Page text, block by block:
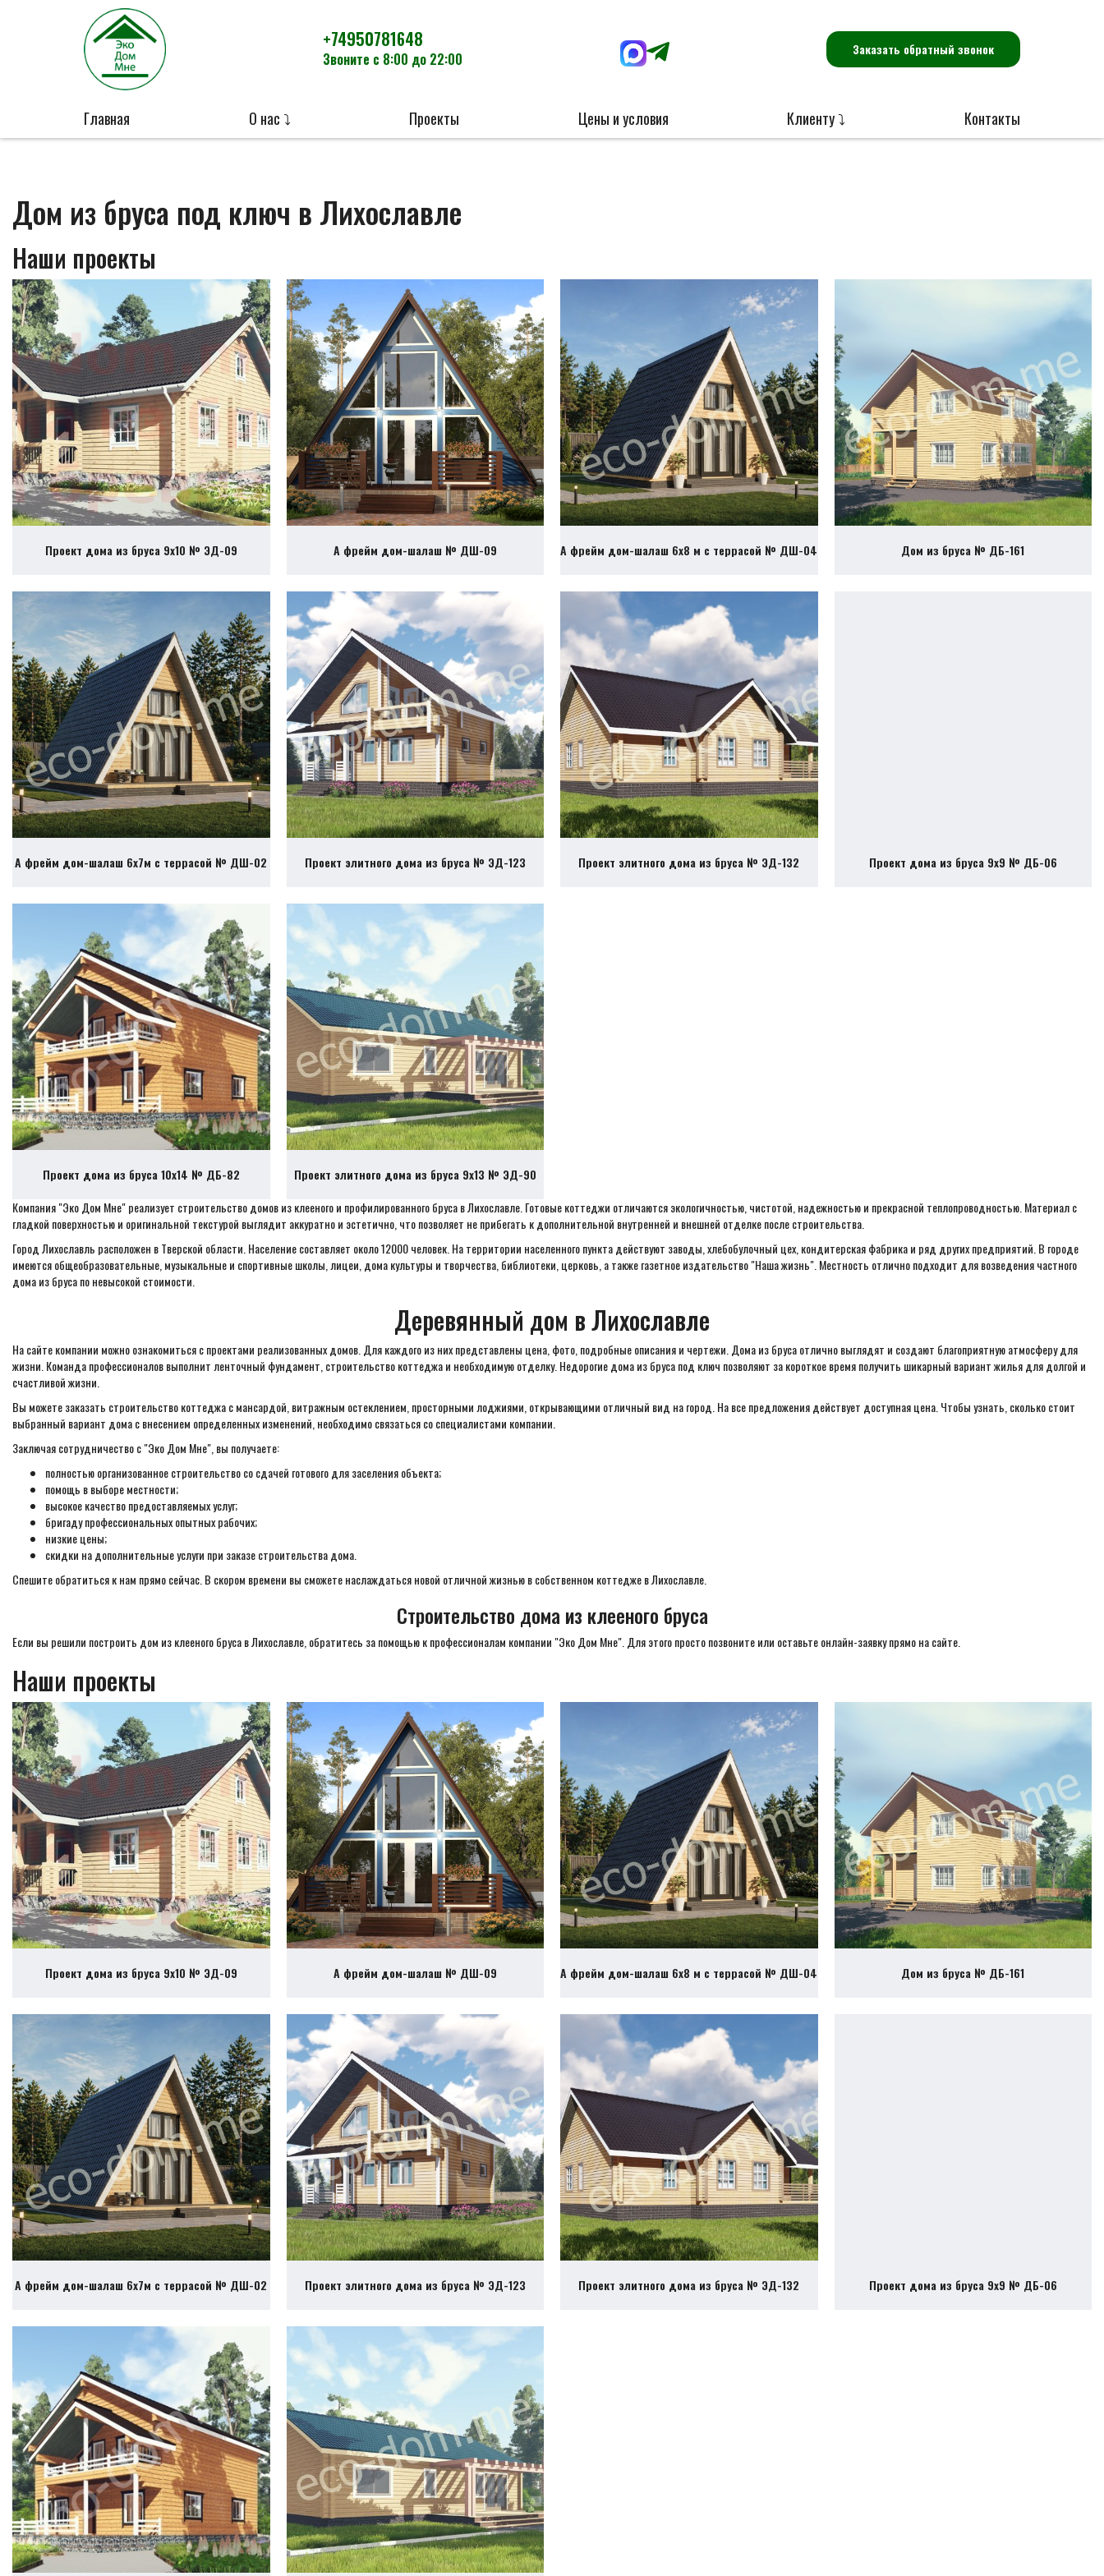
+74950781648
Звоните с 8:00 до 22:00
Заказать обратный звонок
Главная О нас ⤵ Проекты Цены и условия Клиенту ⤵ Контакты
Дом из бруса под ключ в Лихославле
Наши проекты
Проект дома из бруса 9х10 № ЭД-09 А фрейм дом-шалаш № ДШ-09 А фрейм дом-шалаш 6х8 м с террасой № ДШ-04 Дом из бруса № ДБ-161
А фрейм дом-шалаш 6х7м с террасой № ДШ-02 Проект элитного дома из бруса № ЭД-123 Проект элитного дома из бруса № ЭД-132 Проект дома из бруса 9х9 № ДБ-06
Проект дома из бруса 10х14 № ДБ-82
Проект элитного дома из бруса 9х13 № ЭД-90
Компания "Эко Дом Мне" реализует строительство домов из клееного и профилированного бруса в Лихославле. Готовые коттеджи отличаются экологичностью, чистотой, надежностью и прекрасной теплопроводностью. Материал с
гладкой поверхностью и оригинальной текстурой выглядит аккуратно и эстетично, что позволяет не прибегать к дополнительной внутренней и внешней отделке после строительства.
Город Лихославль расположен в Тверской области. Население составляет около 12000 человек. На территории населенного пункта действуют заводы, хлебобулочный цех, кондитерская фабрика и ряд других предприятий. В городе
имеются общеобразовательные, музыкальные и спортивные школы, лицеи, дома культуры и творчества, библиотеки, церковь, а также газетное издательство "Наша жизнь". Местность отлично подходит для возведения частного
дома из бруса по невысокой стоимости.
Деревянный дом в Лихославле
На сайте компании можно ознакомиться с проектами реализованных домов. Для каждого из них представлены цена, фото, подробные описания и чертежи. Дома из бруса отлично выглядят и создают благоприятную атмосферу для
жизни. Команда профессионалов выполнит ленточный фундамент, строительство коттеджа и необходимую отделку. Недорогие дома из бруса под ключ позволяют за короткое время получить шикарный вариант жилья для долгой и
счастливой жизни.
Вы можете заказать строительство коттеджа с мансардой, витражным остеклением, просторными лоджиями, открывающими отличный вид на город. На все предложения действует доступная цена. Чтобы узнать, сколько стоит
выбранный вариант дома с внесением определенных изменений, необходимо связаться со специалистами компании.
Заключая сотрудничество с "Эко Дом Мне", вы получаете:
полностью организованное строительство со сдачей готового для заселения объекта;
помощь в выборе местности;
высокое качество предоставляемых услуг;
бригаду профессиональных опытных рабочих;
низкие цены;
скидки на дополнительные услуги при заказе строительства дома.
Спешите обратиться к нам прямо сейчас. В скором времени вы сможете наслаждаться новой отличной жизнью в собственном коттедже в Лихославле.
Строительство дома из клееного бруса
Если вы решили построить дом из клееного бруса в Лихославле, обратитесь за помощью к профессионалам компании "Эко Дом Мне". Для этого просто позвоните или оставьте онлайн-заявку прямо на сайте.
Наши проекты
Проект дома из бруса 9х10 № ЭД-09 А фрейм дом-шалаш № ДШ-09 А фрейм дом-шалаш 6х8 м с террасой № ДШ-04 Дом из бруса № ДБ-161
А фрейм дом-шалаш 6х7м с террасой № ДШ-02 Проект элитного дома из бруса № ЭД-123 Проект элитного дома из бруса № ЭД-132 Проект дома из бруса 9х9 № ДБ-06